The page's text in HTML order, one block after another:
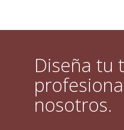
Diseña tu
nosotros.